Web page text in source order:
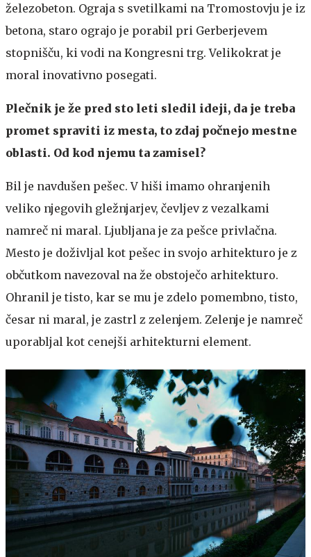
železobeton. Ograja s svetilkami na Tromostovju je iz
betona, staro ograjo je porabil pri Gerberjevem
stopnišču, ki vodi na Kongresni trg. Velikokrat je
moral inovativno posegati.
Plečnik je že pred sto leti sledil ideji, da je treba
promet spraviti iz mesta, to zdaj počnejo mestne
oblasti. Od kod njemu ta zamisel?
Bil je navdušen pešec. V hiši imamo ohranjenih
veliko njegovih gležnjarjev, čevljev z vezalkami
namreč ni maral. Ljubljana je za pešce privlačna.
Mesto je doživljal kot pešec in svojo arhitekturo je z
občutkom navezoval na že obstoječo arhitekturo.
Ohranil je tisto, kar se mu je zdelo pomembno, tisto,
česar ni maral, je zastrl z zelenjem. Zelenje je namreč
uporabljal kot cenejši arhitekturni element.